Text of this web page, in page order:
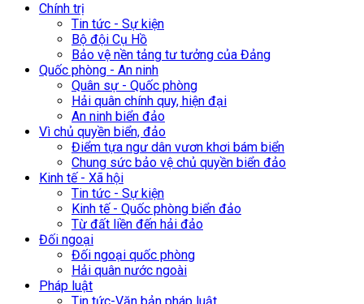
Chính trị
Tin tức - Sự kiện
Bộ đội Cụ Hồ
Bảo vệ nền tảng tư tưởng của Đảng
Quốc phòng - An ninh
Quân sự - Quốc phòng
Hải quân chính quy, hiện đại
An ninh biển đảo
Vì chủ quyền biển, đảo
Điểm tựa ngư dân vươn khơi bám biển
Chung sức bảo vệ chủ quyền biển đảo
Kinh tế - Xã hội
Tin tức - Sự kiện
Kinh tế - Quốc phòng biển đảo
Từ đất liền đến hải đảo
Đối ngoại
Đối ngoại quốc phòng
Hải quân nước ngoài
Pháp luật